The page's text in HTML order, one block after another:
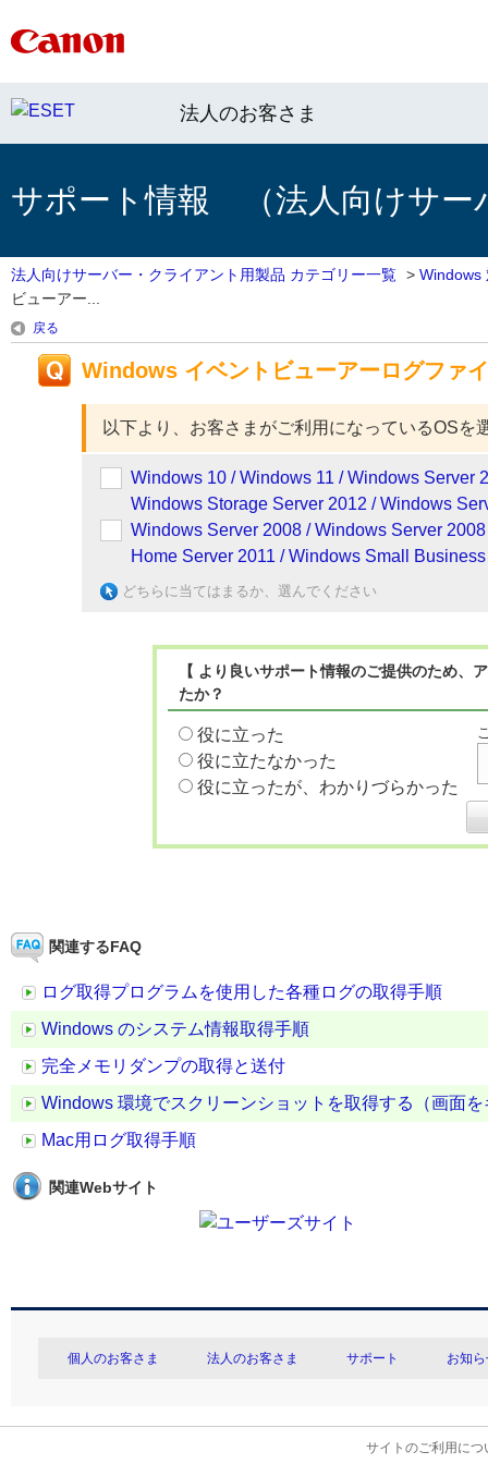
法人のお客さま
サポート情報 （法人向けサー
法人向けサーバー・クライアント用製品 カテゴリー一覧 > Windows
ビューアー...
戻る
Windows イベントビューアーログファ
以下より、お客さまがご利用になっているOSを
Windows 10 / Windows 11 / Windows Server
Windows Storage Server 2012 / Windows
Windows Server 2008 / Windows Server
Home Server 2011 / Windows Small
どちらに当てはまるか、選んでください
【 より良いサポート情報のご提供のため
たか？
役に立った
役に立たなかった
役に立ったが、わかりづらかった
関連するFAQ
ログ取得プログラムを使用した各種ログの取得手順
Windows のシステム情報取得手順
完全メモリダンプの取得と送付
Windows 環境でスクリーンショットを取得する（画面
Mac用ログ取得手順
関連Webサイト
個人のお客さま 法人のお客さま サポート お知
サイトのご利用につ